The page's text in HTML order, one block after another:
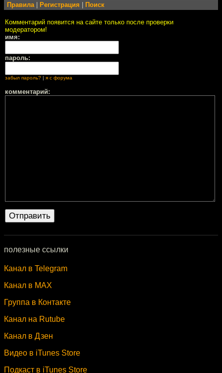
Правила Регистрация Поиск
Комментарий появится на сайте только после проверки
модератором!
имя:
пароль:
забыл пароль? | я с форума
комментарий:
полезные ссылки
Канал в Telegram
Канал в MAX
Группа в Контакте
Канал на Rutube
Канал в Дзен
Видео в iTunes Store
Подкаст в iTunes Store